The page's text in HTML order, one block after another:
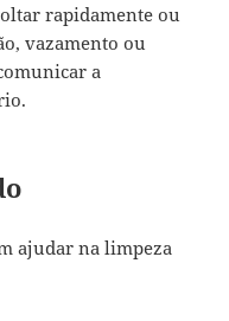
rapidamente ou
vazamento ou
a
ajudar na limpeza